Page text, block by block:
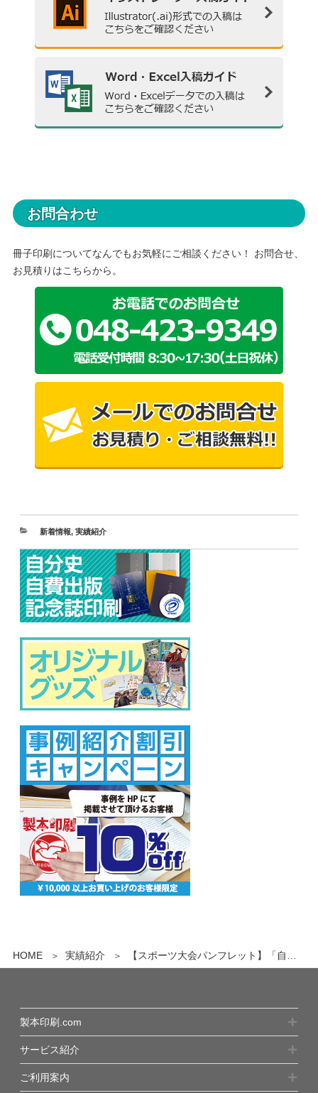
HOME 実績紹介 【スポーツ大会パンフレット】「自分では気付かない不備を指摘してもらえて助かった」の声！初心者を見守る安心サポート
お問合わせ
冊子印刷についてなんでもお気軽にご相談ください！ お問合せ、
お見積りはこちらから。
新着情報, 実績紹介
製本印刷.com
サービス紹介
ご利用案内